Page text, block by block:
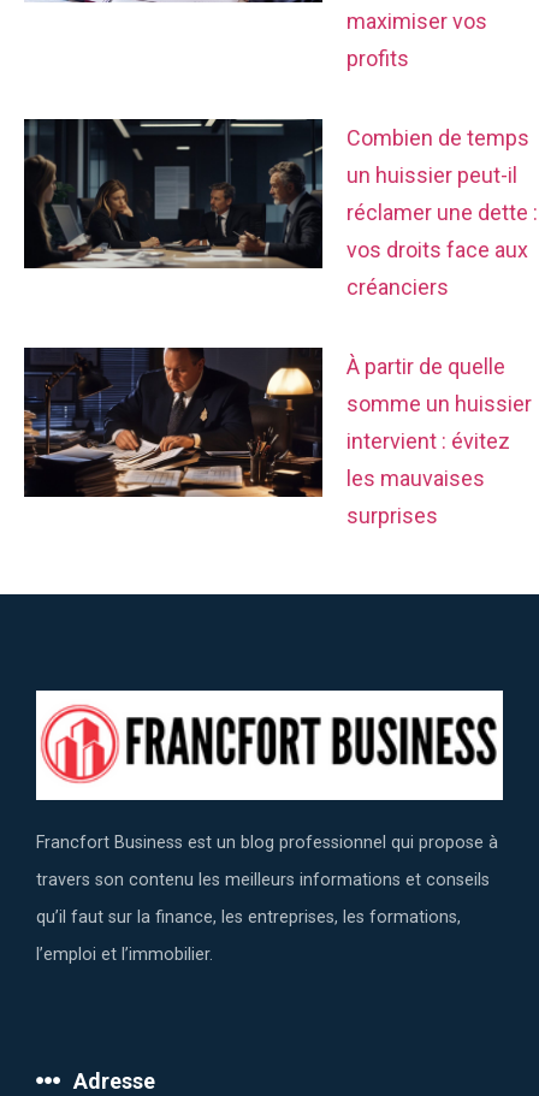
maximiser vos
profits
Combien de temps
un huissier peut-il
réclamer une dette :
vos droits face aux
créanciers
À partir de quelle
somme un huissier
intervient : évitez
les mauvaises
surprises
Francfort Business est un blog professionnel qui propose à
travers son contenu les meilleurs informations et conseils
qu’il faut sur la finance, les entreprises, les formations,
l’emploi et l’immobilier.
Adresse